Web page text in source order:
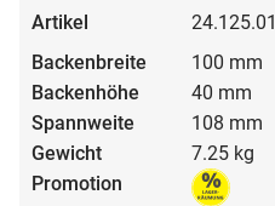
24.125.01
100 mm
40 mm
108 mm
7.25 kg